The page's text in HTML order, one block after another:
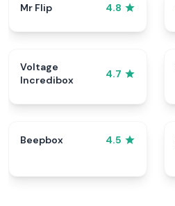
Mr Flip 4.8
Voltage
Incredibox
4.7
Beepbox 4.5